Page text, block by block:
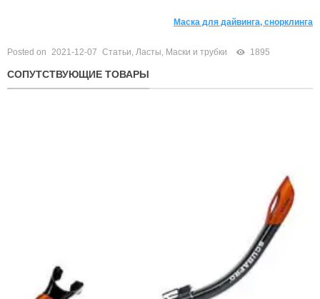
Маска для дайвинга, снорклинга
Posted on 2021-12-07 Статьи, Ласты, Маски и трубки 1895
СОПУТСТВУЮЩИЕ ТОВАРЫ